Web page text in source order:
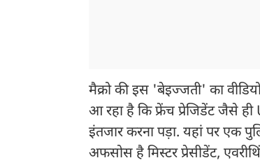
मैक्रो की इस 'बेइज्‍जती' का
आ रहा है कि फ्रेंच प्रेजिडेंट जैसे
इंतजार करना पड़ा. यहां पर एक
अफसोस है मिस्‍टर प्रेसीडेंट,